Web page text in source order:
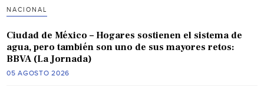
NACIONAL
Ciudad de México – Hogares sostienen el sistema de
agua, pero también son uno de sus mayores retos:
BBVA (La Jornada)
05 AGOSTO 2026